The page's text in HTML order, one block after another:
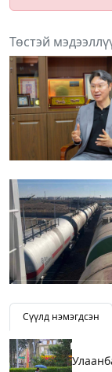
Төстэй
Сүүлд нэмэгдсэн